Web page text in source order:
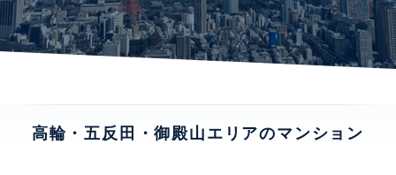
高輪・五反田・御殿山エリアのマンション